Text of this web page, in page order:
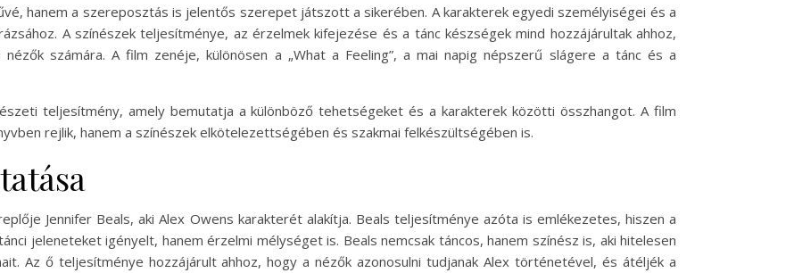
hanem a szereposztás is jelentős szerepet játszott a sikerében. A karakterek egyedi személyiségei és a
A színészek teljesítménye, az érzelmek kifejezése és a tánc készségek mind hozzájárultak ahhoz,
nézők számára. A film zenéje, különösen a „What a Feeling”, a mai napig népszerű slágere a tánc és a
teljesítmény, amely bemutatja a különböző tehetségeket és a karakterek közötti összhangot. A film
rejlik, hanem a színészek elkötelezettségében és szakmai felkészültségében is.
Jennifer Beals, aki Alex Owens karakterét alakítja. Beals teljesítménye azóta is emlékezetes, hiszen a
jeleneteket igényelt, hanem érzelmi mélységet is. Beals nemcsak táncos, hanem színész is, aki hitelesen
Az ő teljesítménye hozzájárult ahhoz, hogy a nézők azonosulni tudjanak Alex történetével, és átéljék a